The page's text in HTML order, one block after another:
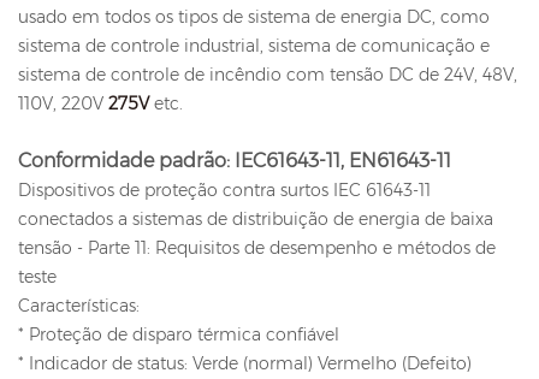
usado em todos os tipos de sistema de energia DC, como
sistema de controle industrial, sistema de comunicação e
sistema de controle de incêndio com tensão DC de 24V, 48V,
110V, 220V 275Vetc.
Conformidade padrão: IEC61643-11, EN61643-11
Dispositivos de proteção contra surtos IEC 61643-11
conectados a sistemas de distribuição de energia de baixa
tensão - Parte 11: Requisitos de desempenho e métodos de
teste
Características:
* Proteção de disparo térmica confiável
* Indicador de status: Verde (normal) Vermelho (Defeito)